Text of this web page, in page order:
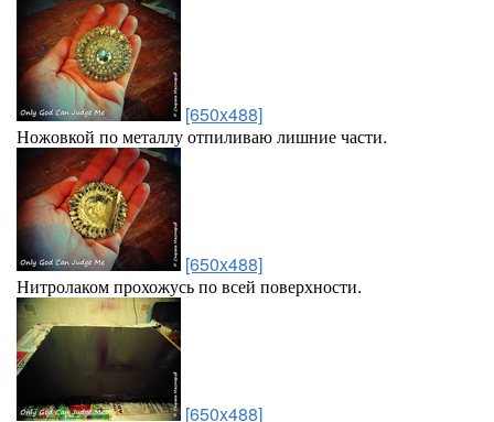
[650x488]
Ножовкой по металлу отпиливаю лишние части.
[650x488]
Нитролаком прохожусь по всей поверхности.
[650x488]